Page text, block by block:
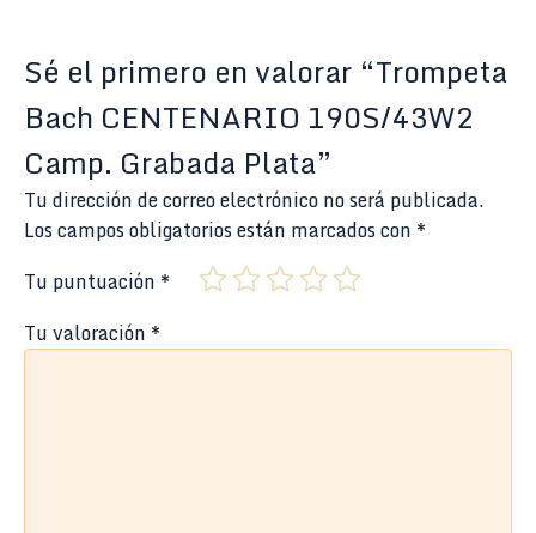
Sé el primero en valorar “Trompeta
Bach CENTENARIO 190S/43W2
Camp. Grabada Plata”
Tu dirección de correo electrónico no será publicada.
Los campos obligatorios están marcados con *
Tu puntuación *
Tu valoración *